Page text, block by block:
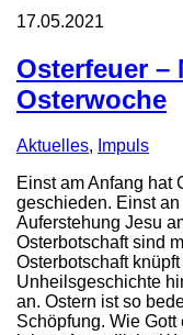
17.05.2021
Osterfeuer –
Osterwoche
Aktuelles, Impuls
Einst am Anfang hat
geschieden. Einst
Auferstehung Jesu
Osterbotschaft sind
Osterbotschaft
Unheilsgeschichte
an. Ostern ist so
Schöpfung. Wie